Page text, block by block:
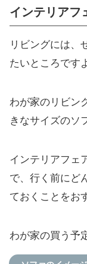
インテリアフ
リビングには、
たいところです
わが家のリビン
きなサイズのソ
インテリアフェ
で、行く前にど
ておくことをお
わが家の買う予